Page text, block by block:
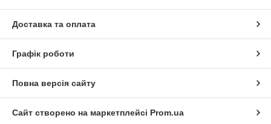
Доставка та оплата
Графік роботи
Повна версія сайту
Сайт створено на маркетплейсі Prom.ua